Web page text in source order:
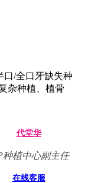
口/全口牙缺失种
杂种植、植骨
代堂华
种植中心副主任
在线客服